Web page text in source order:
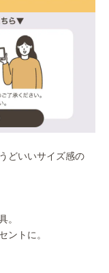
どいいサイズ感の
。
ントに。